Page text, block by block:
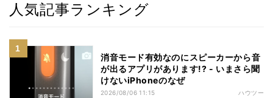
人気記事ランキング
消音モード有効なのにスピーカーから音
が出るアプリがあります!? - いまさら聞
けないiPhoneのなぜ
2026/08/06 11:15 ハウツー